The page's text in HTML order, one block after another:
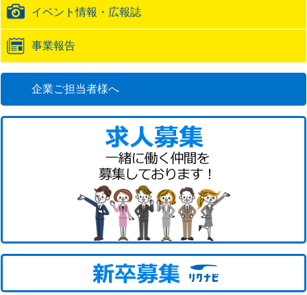
イベント情報・広報誌
事業報告
企業ご担当者様へ